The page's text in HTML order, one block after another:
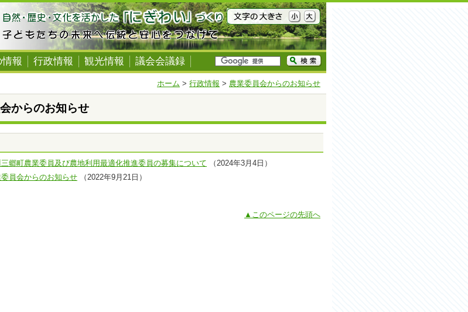
報 行政情報 観光情報 議会会議録
ホーム > 行政情報 > 農業委員会からのお知らせ
からのお知らせ
郷町農業委員及び農地利用最適化推進委員の募集について （2024年3月4日）
委員会からのお知らせ （2022年9月21日）
▲このページの先頭へ